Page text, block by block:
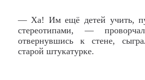
— Ха! Им ещё детей учить,
стереотипами, —
отвернувшись к стене,
старой штукатурке.